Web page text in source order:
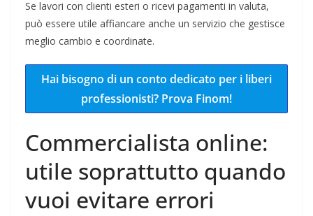
Se lavori con clienti esteri o ricevi pagamenti in valuta,
può essere utile affiancare anche un servizio che gestisce
meglio cambio e coordinate.
Hai bisogno di un conto dedicato per i liberi
professionisti? Prova Finom!
Commercialista online:
utile soprattutto quando
vuoi evitare errori